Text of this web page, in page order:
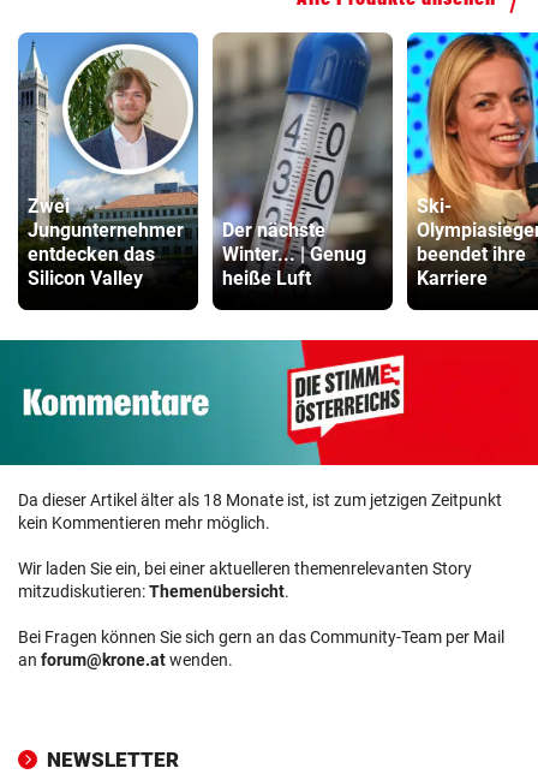
Zwei
Jungunternehmer
entdecken das
Silicon Valley
Der nächste
Winter... | Genug
heiße Luft
Ski-
beendet ihre
Karriere
Da dieser Artikel älter als 18 Monate ist, ist zum jetzigen Zeitpunkt
kein Kommentieren mehr möglich.
Wir laden Sie ein, bei einer aktuelleren themenrelevanten Story
mitzudiskutieren:Themenübersicht.
Bei Fragen können Sie sich gern an das Community-Team per Mail
an forum@krone.atwenden.
NEWSLETTER